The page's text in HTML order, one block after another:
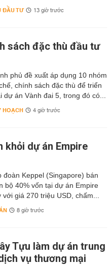
ĐẦU TƯ 13 giờ trước
sách đặc thù đầu tư
phủ đề xuất áp dụng 10 nhóm
chính sách đặc thù để triển
dự án Vành đai 5, trong đó có...
HOẠCH 4 giờ trước
khỏi dự án Empire
đoàn Keppel (Singapore) bán
bộ 40% vốn tại dự án Empire
với giá 270 triệu USD, chấm...
8 giờ trước
Tựu làm dự án trung
vụ thương mại